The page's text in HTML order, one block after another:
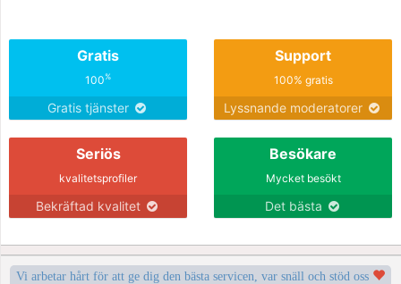
Gratis
100%
Gratis tjänster
Support
100% gratis
Lyssnande moderatorer
Seriös
kvalitetsprofiler
Bekräftad kvalitet
Besökare
Mycket besökt
Det bästa
Vi arbetar hårt för att ge dig den bästa servicen, var snäll och stöd oss